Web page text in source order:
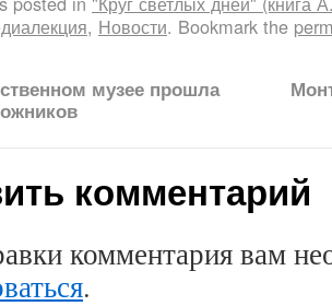
, Новости. Bookmark the
музее прошла
комментарий
комментария вам
.